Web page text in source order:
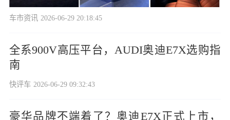
车市资讯 2026-06-29 20:18:45
全系900V高压平台，AUDI奥迪E7X选购指
南
快评车 2026-06-29 09:32:43
豪华品牌不端着了？奥迪E7X正式上市，